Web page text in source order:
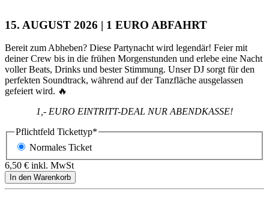
15. AUGUST 2026 | 1 EURO ABFAHRT
Bereit zum Abheben? Diese Partynacht wird legendär! Feier mit
deiner Crew bis in die frühen Morgenstunden und erlebe eine Nacht
voller Beats, Drinks und bester Stimmung. Unser DJ sorgt für den
perfekten Soundtrack, während auf der Tanzfläche ausgelassen
gefeiert wird. 🔥
1,- EURO EINTRITT-DEAL NUR ABENDKASSE!
Pflichtfeld Tickettyp*
Normales Ticket
6,50 € inkl. MwSt